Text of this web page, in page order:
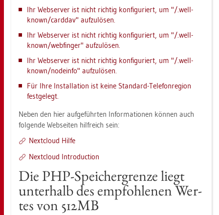
Ihr Web­ser­ver ist nicht rich­tig kon­fi­gu­riert, um "/.well-
known/card­dav" auf­zu­lö­sen.
Ihr Web­ser­ver ist nicht rich­tig kon­fi­gu­riert, um "/.well-
known/web­fin­ger" auf­zu­lö­sen.
Ihr Web­ser­ver ist nicht rich­tig kon­fi­gu­riert, um "/.well-
known/no­de­info" auf­zu­lö­sen.
Für Ihre In­stal­la­ti­on ist keine Stan­dard-Te­le­fon­re­gi­on
fest­ge­legt.
Neben den hier auf­ge­führ­ten In­for­ma­tio­nen kön­nen auch
fol­gen­de Web­sei­ten hilf­reich sein:
Next­cloud Hilfe
Next­cloud In­tro­duc­tion
Die PHP-Spei­cher­gren­ze liegt
un­ter­halb des emp­foh­le­nen Wer­
tes von 512MB